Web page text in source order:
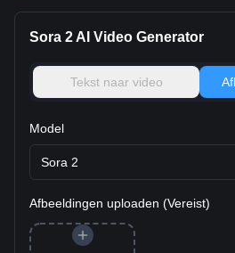
Sora 2 AI Video Generator
Tekst naar video
Model
Sora 2
Afbeeldingen uploaden (Vereist)